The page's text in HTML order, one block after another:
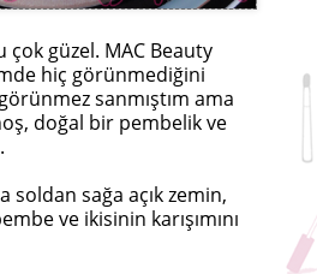
çok güzel. MAC Beauty
hiç görünmediğini
sanmıştım ama
doğal bir pembelik ve
soldan sağa açık zemin,
ve ikisinin karışımını